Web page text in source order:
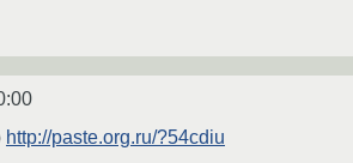
http://paste.org.ru/?54cdiu